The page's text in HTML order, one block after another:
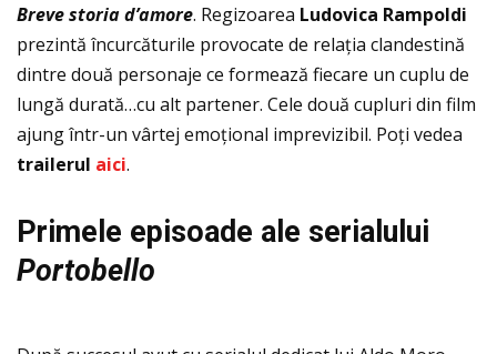
Breve storia d’amore. Regizoarea Ludovica Rampoldi
prezintă încurcăturile provocate de relaţia clandestină
dintre două personaje ce formează fiecare un cuplu de
lungă durată…cu alt partener. Cele două cupluri din film
ajung într-un vârtej emoţional imprevizibil. Poţi vedea
trailerul aici.
Primele episoade ale serialului
Portobello